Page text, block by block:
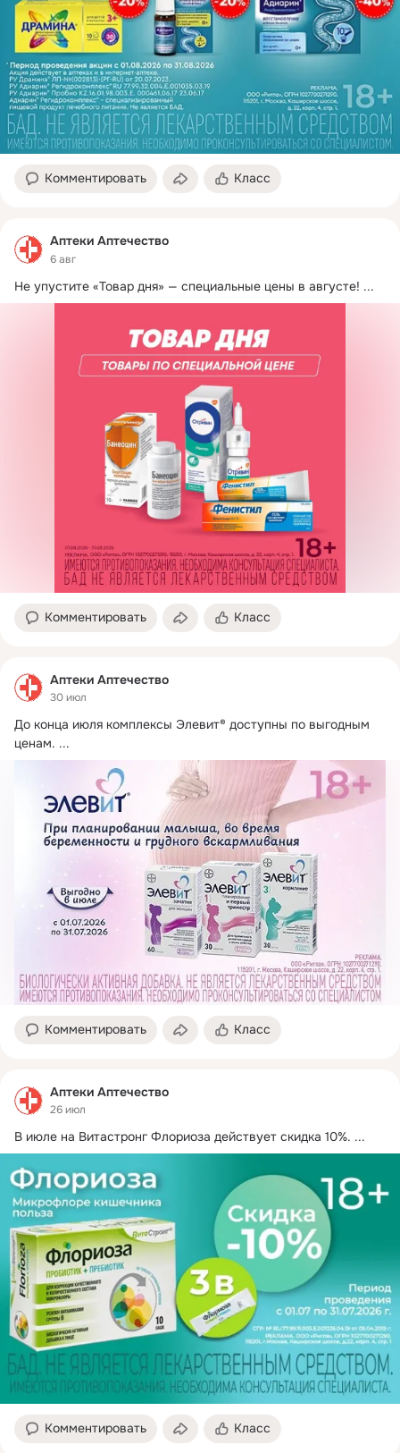
Комментировать Класс
Аптеки Аптечество
6 авг
Не упустите «Товар дня» — специальные цены в августе! ...
Комментировать Класс
Аптеки Аптечество
30 июл
До конца июля комплексы Элевит® доступны по выгодным
ценам. ...
Комментировать Класс
Аптеки Аптечество
26 июл
В июле на Витастронг Флориоза действует скидка 10%. ...
Комментировать Класс